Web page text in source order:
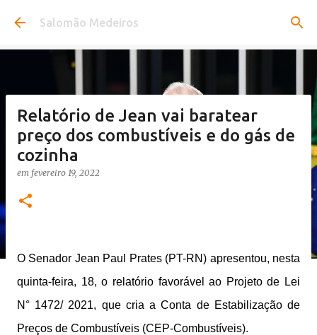
Pular para o conteúdo principal
Salomão Medeiros
Relatório de Jean vai baratear
preço dos combustíveis e do gás de
cozinha
em fevereiro 19, 2022
O Senador Jean Paul Prates (PT-RN) apresentou, nesta
quinta-feira, 18, o relatório favorável ao Projeto de Lei
N° 1472/ 2021, que cria a Conta de Estabilização de
Preços de Combustíveis (CEP-Combustíveis).